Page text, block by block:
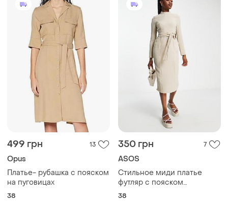
499 грн 13
Opus
Платье- рубашка с пояском
на пуговицах
38
350 грн 7
ASOS
Стильное миди платье
футляр с пояском
No785/112
38